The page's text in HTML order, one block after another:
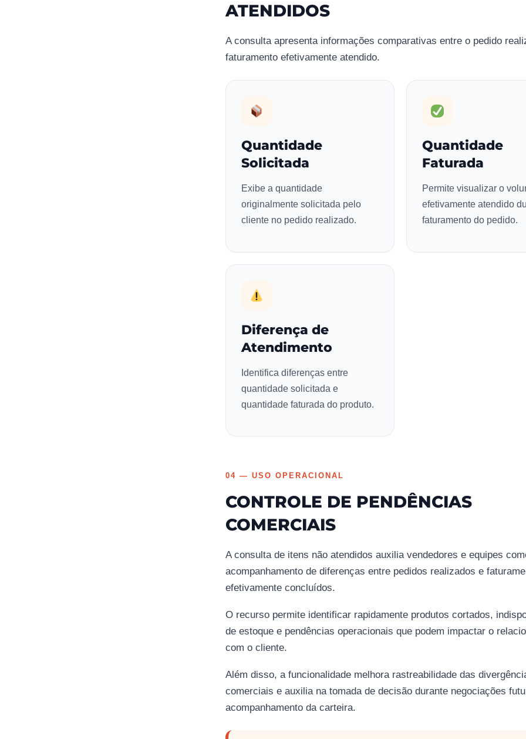
ATENDIDOS
A consulta apresenta informações comparativas entre o pedido
faturamento efetivamente atendido.
Quantidade
Solicitada
Exibe a quantidade
originalmente solicitada pelo
cliente no pedido realizado.
Quantidade
Faturada
Permite visualizar o
efetivamente atendido
faturamento do pedido.
Diferença de
Atendimento
Identifica diferenças entre
quantidade solicitada e
quantidade faturada do produto.
04 — USO OPERACIONAL
CONTROLE DE PENDÊNCIAS
COMERCIAIS
A consulta de itens não atendidos auxilia vendedores e equipes
acompanhamento de diferenças entre pedidos realizados e
efetivamente concluídos.
O recurso permite identificar rapidamente produtos cortados,
de estoque e pendências operacionais que podem impactar o
com o cliente.
Além disso, a funcionalidade melhora rastreabilidade das
comerciais e auxilia na tomada de decisão durante negociações
acompanhamento da carteira.